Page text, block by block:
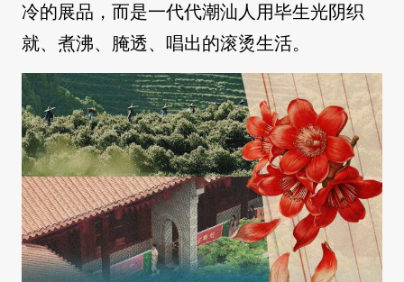
冷的展品，而是一代代潮汕人用毕生光阴织
就、煮沸、腌透、唱出的滚烫生活。